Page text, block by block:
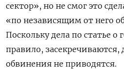
сектор», но не смог это
«по независящим от него
Поскольку дела по статье о
правило, засекречиваются,
обвинения не приводятся.